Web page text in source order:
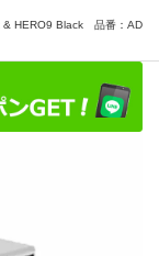
& HERO9 Black 品番：AD